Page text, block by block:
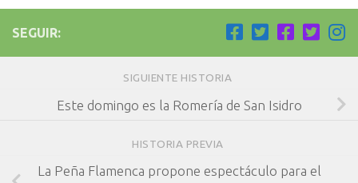
SEGUIR:
SIGUIENTE HISTORIA
Este domingo es la Romería de San Isidro
HISTORIA PREVIA
La Peña Flamenca propone espectáculo para el